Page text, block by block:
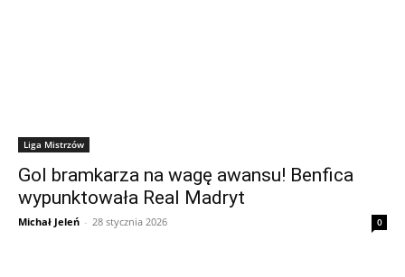
Liga Mistrzów
Gol bramkarza na wagę awansu! Benfica
wypunktowała Real Madryt
Michał Jeleń - 28 stycznia 2026 0